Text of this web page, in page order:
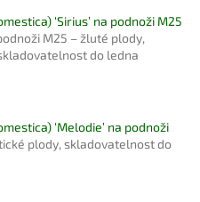
‘Sirius’ na podnoži M25
M25 – žluté plody,
do ledna
‘Melodie’ na podnoži
plody, skladovatelnost do